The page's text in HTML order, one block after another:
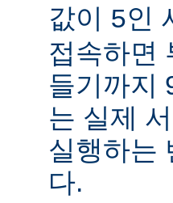
값이 5인
접속하면
들기까지
는 실제
실행하는
다.